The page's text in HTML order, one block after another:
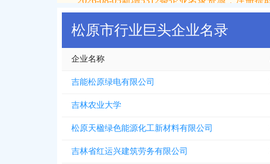
松原市行业巨头企业名录
企业名称
吉能松原绿电有限公司
吉林农业大学
松原天楹绿色能源化工新材料有限公司
吉林省红运兴建筑劳务有限公司